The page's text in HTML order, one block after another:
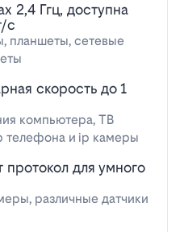
2,4 Ггц, доступна
с
планшеты, сетевые
скорость до 1
компьютера, ТВ
телефона и ip камеры
для умного
различные датчики